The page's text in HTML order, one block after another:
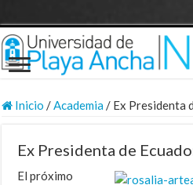
Inicio /Academia/ Ex Presidenta
Ex Presidenta de
El próximo